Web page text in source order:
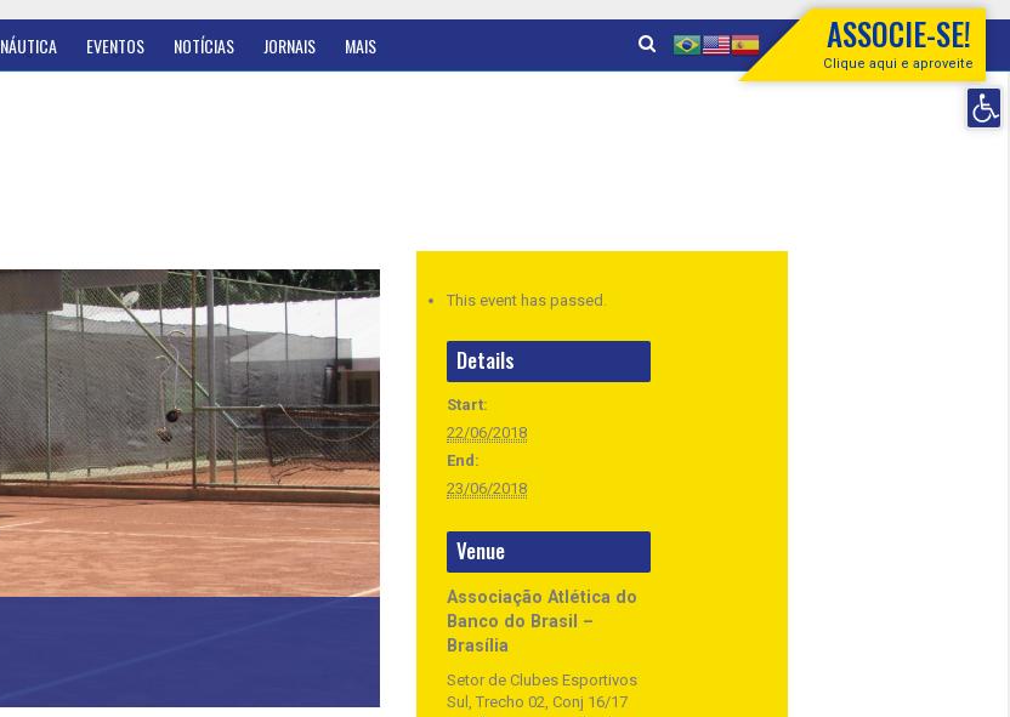
NÁUTICA EVENTOS NOTÍCIAS JORNAIS MAIS ASSOCIE-SE!
Clique aqui e aproveite
This event has passed.
Details
Start:
22/06/2018
End:
23/06/2018
Venue
Associação Atlética do
Banco do Brasil –
Brasília
Setor de Clubes Esportivos
Sul, Trecho 02, Conj 16/17